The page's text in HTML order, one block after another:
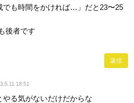
でも時間をかければ…」だと23〜25
後者です
返信
18:51
る気がないだけだからな